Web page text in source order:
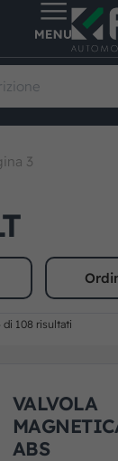
3
108 risultati
VALVOLA
ABS